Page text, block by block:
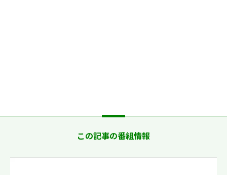
この記事の番組情報